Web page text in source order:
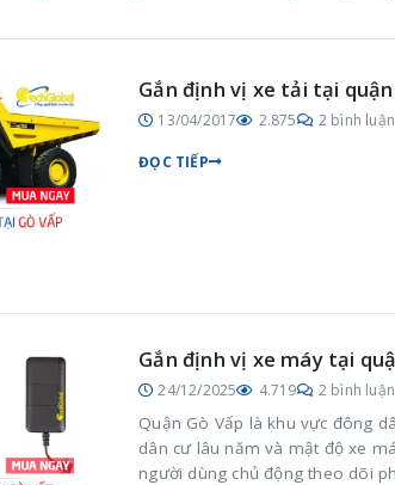
Gắn định vị xe tải tại quận
13/04/2017 2.875 2 bình luận
ĐỌC TIẾP
Gắn định vị xe máy tại
24/12/2025 4.719 2 bình luận
Quận Gò Vấp là khu vực đông
dân cư lâu năm và mật độ xe
người dùng chủ động theo dõi